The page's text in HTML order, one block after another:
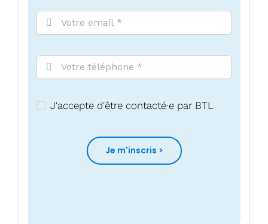
J'accepte d'être contacté·e par BTL
Je m'inscris >